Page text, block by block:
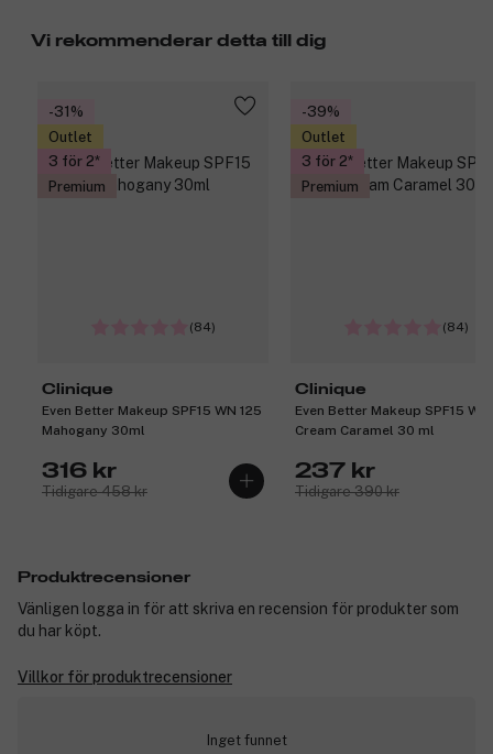
Vi rekommenderar detta till dig
-31%
Outlet
3 för 2
Premium
(84)
Clinique
Even Better Makeup SPF15 WN 125
Mahogany 30ml
316 kr
Tidigare 458 kr
-39%
Outlet
3 för 2
Premium
(84)
Clinique
Even Better Makeup SPF15
Cream Caramel 30 ml
237 kr
Tidigare 390 kr
Produktrecensioner
Vänligen logga in för att skriva en recension för produkter som
du har köpt.
Villkor för produktrecensioner
Inget funnet